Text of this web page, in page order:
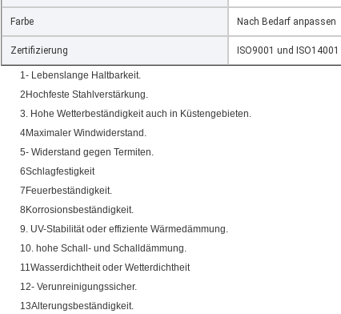
Farbe Nach Bedarf anpassen
Zertifizierung ISO9001 und ISO14001
1- Lebenslange Haltbarkeit.
2Hochfeste Stahlverstärkung.
3. Hohe Wetterbeständigkeit auch in Küstengebieten.
4Maximaler Windwiderstand.
5- Widerstand gegen Termiten.
6Schlagfestigkeit
7Feuerbeständigkeit.
8Korrosionsbeständigkeit.
9. UV-Stabilität oder effiziente Wärmedämmung.
10. hohe Schall- und Schalldämmung.
11Wasserdichtheit oder Wetterdichtheit
12- Verunreinigungssicher.
13Alterungsbeständigkeit.